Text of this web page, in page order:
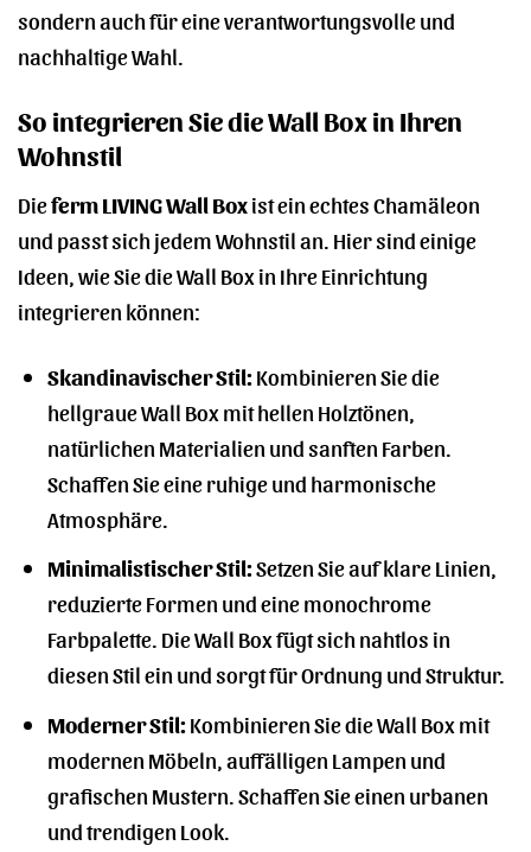
sondern auch für eine verantwortungsvolle und
nachhaltige Wahl.
So integrieren Sie die Wall Box in Ihren
Wohnstil
Dieferm LIVING Wall Boxist ein echtes Chamäleon
und passt sich jedem Wohnstil an. Hier sind einige
Ideen, wie Sie die Wall Box in Ihre Einrichtung
integrieren können:
Skandinavischer Stil:Kombinieren Sie die
hellgraue Wall Box mit hellen Holztönen,
natürlichen Materialien und sanften Farben.
Schaffen Sie eine ruhige und harmonische
Atmosphäre.
Minimalistischer Stil:Setzen Sie auf klare Linien,
reduzierte Formen und eine monochrome
Farbpalette. Die Wall Box fügt sich nahtlos in
diesen Stil ein und sorgt für Ordnung und Struktur.
Moderner Stil:Kombinieren Sie die Wall Box mit
modernen Möbeln, auffälligen Lampen und
grafischen Mustern. Schaffen Sie einen urbanen
und trendigen Look.